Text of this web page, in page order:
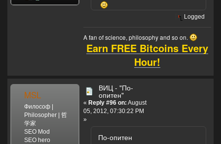
Logged
A fan of science, philosophy and so on.
Earn FREE Bitcoins Every
Hour!
MSL
Философ |
Philosopher | 哲
学家
SEO Mod
SEO hero
ВИЦ - "По-
опитен"
« Reply #96 on: August
05, 2012, 07:30:22 PM
»
По-опитен